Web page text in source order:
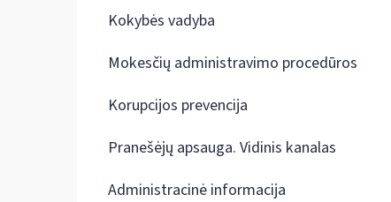
Kokybės vadyba
Mokesčių administravimo procedūros
Korupcijos prevencija
Pranešėjų apsauga. Vidinis kanalas
Administracinė informacija